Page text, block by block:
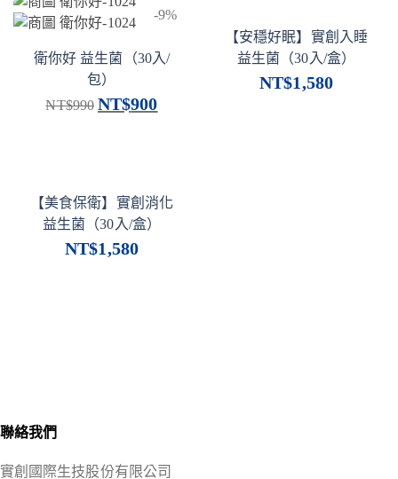
-9%
衛你好 益生菌（30入/
包）
NT$990 NT$900
【安穩好眠】實創入睡
益生菌（30入/盒）
NT$1,580
【美食保衛】實創消化
益生菌（30入/盒）
NT$1,580
聯絡我們
實創國際生技股份有限公司